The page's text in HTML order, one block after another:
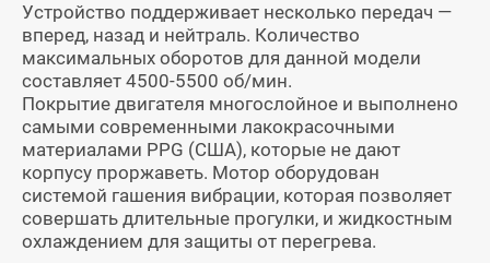
Устройство поддерживает несколько передач —
вперед, назад и нейтраль. Количество
максимальных оборотов для данной модели
составляет 4500-5500 об/мин.
Покрытие двигателя многослойное и выполнено
самыми современными лакокрасочными
материалами PPG (США), которые не дают
корпусу проржаветь. Мотор оборудован
системой гашения вибрации, которая позволяет
совершать длительные прогулки, и жидкостным
охлаждением для защиты от перегрева.